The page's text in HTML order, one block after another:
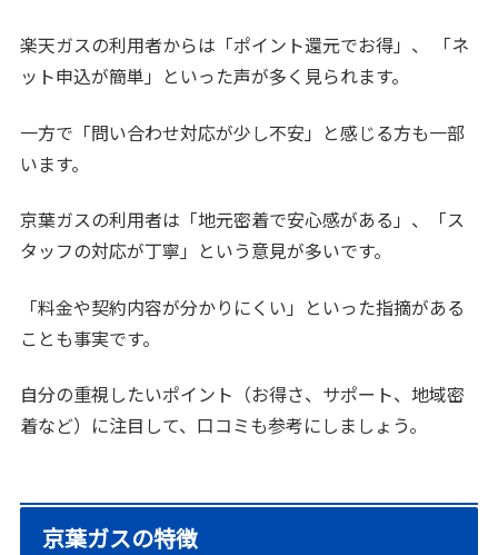
楽天ガスの利用者からは「ポイント還元でお得」、 「ネ
ット申込が簡単」といった声が多く見られます。
一方で「問い合わせ対応が少し不安」と感じる方も一部
います。
京葉ガスの利用者は「地元密着で安心感がある」、「ス
タッフの対応が丁寧」という意見が多いです。
「料金や契約内容が分かりにくい」といった指摘がある
ことも事実です。
自分の重視したいポイント（お得さ、サポート、地域密
着など）に注目して、口コミも参考にしましょう。
京葉ガスの特徴